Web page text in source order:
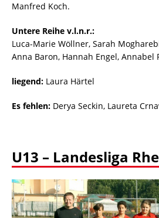
Manfred Koch.
Untere Reihe v.l.n.r.:
Luca-Marie Wöllner, Sarah
Anna Baron, Hannah Engel, Annabel
liegend: Laura Härtel
Es fehlen: Derya Seckin, Laureta
U13 – Landesliga